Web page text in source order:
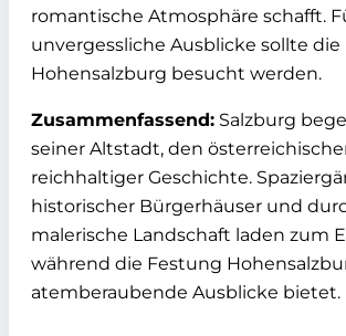
romantische Atmosphäre schafft.
unvergessliche Ausblicke sollte
Hohensalzburg besucht werden.
Zusammenfassend: Salzburg
seiner Altstadt, den
reichhaltiger Geschichte.
historischer Bürgerhäuser und
malerische Landschaft laden zum
während die Festung
atemberaubende Ausblicke bietet.